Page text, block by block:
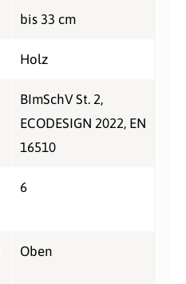
bis 33 cm
Holz
BImSchV St. 2,
ECODESIGN 2022, EN
16510
6
Oben